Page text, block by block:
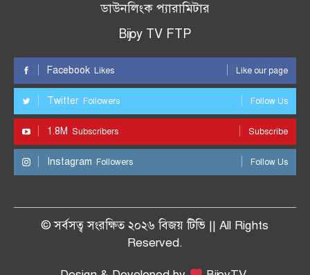
ডাউনলিংক প্যারামিটার
Bijoy TV FTP
Facebook Likes Like our page
Twitter Followers Follow Us
1.8M Subscribers Subscribe
Instagram Followers Follow Us
© সর্বসত্ব সংরক্ষিত ২০২৬ বিজয় টিভি || All Rights
Reserved.